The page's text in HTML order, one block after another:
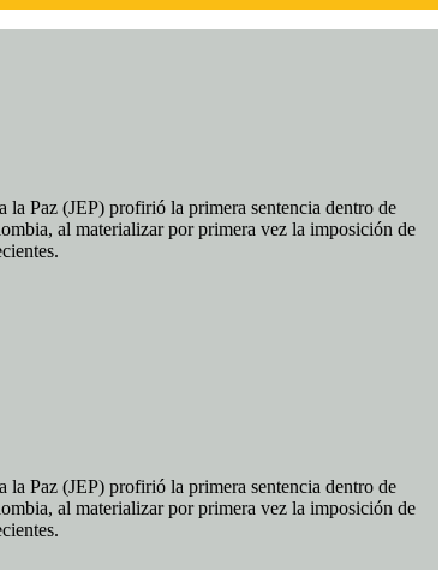
la Paz (JEP) profirió la primera sentencia dentro de
al materializar por primera vez la imposición de
la Paz (JEP) profirió la primera sentencia dentro de
al materializar por primera vez la imposición de